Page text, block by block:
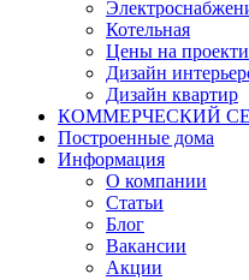
Котельная
Цены на
Дизайн
Дизайн квартир
КОММЕРЧЕСКИЙ
Построенные дома
Информация
О компании
Статьи
Блог
Вакансии
Акции